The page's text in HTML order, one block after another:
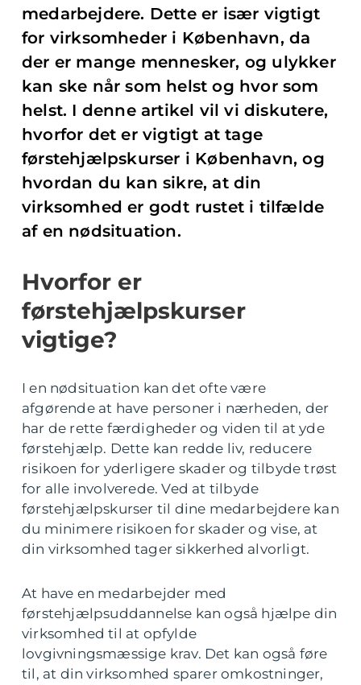
medarbejdere. Dette er især vigtigt
for virksomheder i København, da
der er mange mennesker, og ulykker
kan ske når som helst og hvor som
helst. I denne artikel vil vi diskutere,
hvorfor det er vigtigt at tage
førstehjælpskurser i København, og
hvordan du kan sikre, at din
virksomhed er godt rustet i tilfælde
af en nødsituation.
Hvorfor er
førstehjælpskurser
vigtige?
I en nødsituation kan det ofte være
afgørende at have personer i nærheden, der
har de rette færdigheder og viden til at yde
førstehjælp. Dette kan redde liv, reducere
risikoen for yderligere skader og tilbyde trøst
for alle involverede. Ved at tilbyde
førstehjælpskurser til dine medarbejdere kan
du minimere risikoen for skader og vise, at
din virksomhed tager sikkerhed alvorligt.
At have en medarbejder med
førstehjælpsuddannelse kan også hjælpe din
virksomhed til at opfylde
lovgivningsmæssige krav. Det kan også føre
til, at din virksomhed sparer omkostninger,